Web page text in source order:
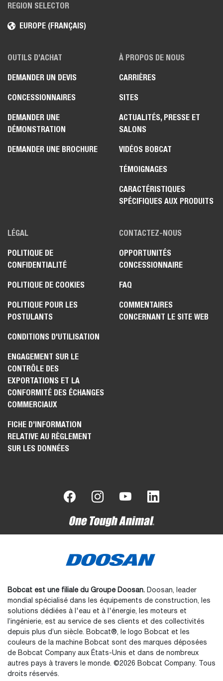
REGION SELECTOR
EUROPE (FRANÇAIS)
OUTILS D’ACHAT
DEMANDER UN DEVIS
CONCESSIONNAIRES
DEMANDER UNE
DÉMONSTRATION
DEMANDER UNE BROCHURE
À PROPOS DE NOUS
CARRIÈRES
SITES
ACTUALITÉS, PRESSE ET
SALONS
VIDÉOS BOBCAT
TÉMOIGNAGES
CARACTÉRISTIQUES
SPÉCIFIQUES AUX PRODUITS
LÉGAL
POLITIQUE DE
CONFIDENTIALITÉ
POLITIQUE DE COOKIES
POLITIQUE POUR LES
POSTULANTS
CONDITIONS D'UTILISATION
ENGAGEMENT SUR LE
CONTRÔLE DES
EXPORTATIONS ET LA
CONFORMITÉ DES ÉCHANGES
COMMERCIAUX
FICHE D’INFORMATION
RELATIVE AU RÈGLEMENT
SUR LES DONNÉES
CONTACTEZ-NOUS
OPPORTUNITÉS
CONCESSIONNAIRE
FAQ
COMMENTAIRES
CONCERNANT LE SITE WEB
Bobcat est une filiale du Groupe Doosan. Doosan, leader
mondial spécialisé dans les équipements de construction, les
solutions dédiées à l'eau et à l'énergie, les moteurs et
l’ingénierie, est au service de ses clients et des collectivités
depuis plus d’un siècle. Bobcat®, le logo Bobcat et les
couleurs de la machine Bobcat sont des marques déposées
de Bobcat Company aux États-Unis et dans de nombreux
autres pays à travers le monde. ©2026 Bobcat Company. Tous
droits réservés.